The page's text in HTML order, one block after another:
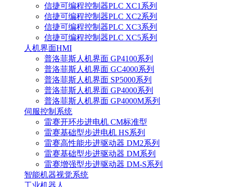
信捷可编程控制器PLC XC1系列
信捷可编程控制器PLC XC2系列
信捷可编程控制器PLC XC3系列
信捷可编程控制器PLC XC5系列
人机界面HMI
普洛菲斯人机界面 GP4100系列
普洛菲斯人机界面 GC4000系列
普洛菲斯人机界面 SP5000系列
普洛菲斯人机界面 GP4000系列
普洛菲斯人机界面 GP4000M系列
伺服控制系统
雷赛开环步进电机 CM标准型
雷赛基础型步进电机 HS系列
雷赛高性能步进驱动器 DM2系列
雷赛基础型步进驱动器 DM系列
雷赛增强型步进驱动器 DM-S系列
智能机器视觉系统
工业机器人